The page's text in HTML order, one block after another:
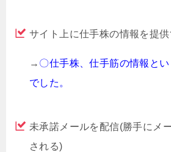
サイト上に仕手株の情報を提
→ 〇仕手株、仕手筋の情報と
でした。
未承諾メールを配信(勝手にメ
される)